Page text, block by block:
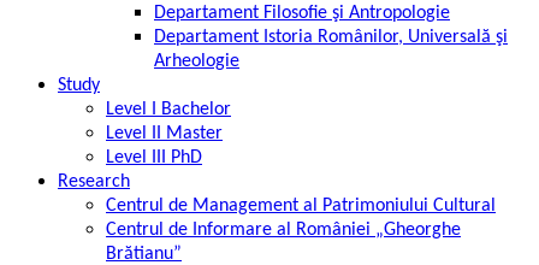
Departament Filosofie şi Antropologie
Departament Istoria Românilor, Universală şi
Arheologie
Study
Level I Bachelor
Level II Master
Level III PhD
Research
Centrul de Management al Patrimoniului Cultural
Centrul de Informare al României „Gheorghe
Brătianu”